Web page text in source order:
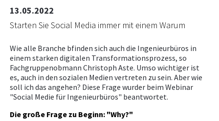
DAS INGENIEURBÜRO
INTERESSEN­VERTRETUNG
MITGLIEDER­VERZEICHNIS
13.05.2022
Starten Sie Social Media immer mit einem Warum
Wie alle Branche bfinden sich auch die Ingenieurbüros in
einem starken digitalen Transformationsprozess, so
Fachgruppenobmann Christoph Aste. Umso wichtiger ist
es, auch in den sozialen Medien vertreten zu sein. Aber wie
soll ich das angehen? Diese Frage wurder beim Webinar
"Social Medie für Ingenieurbüros" beantwortet.
Die große Frage zu Beginn: "Why?"